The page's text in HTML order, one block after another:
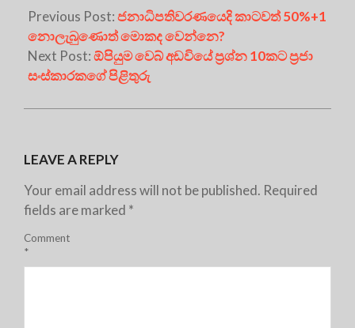
Previous Post:ජනාධිපතිවරණයෙදි කාටවත් 50%+1
නොලැබුණොත් මොකද වෙන්නෙ?
Next Post:ඕපියුම වෙබ් අඩවියේ ප්‍රශ්න 10කට ප්‍රජා
සංස්කාරකගේ පිළිතුරු
LEAVE A REPLY
Your email address will not be published. Required
fields are marked *
Comment
*